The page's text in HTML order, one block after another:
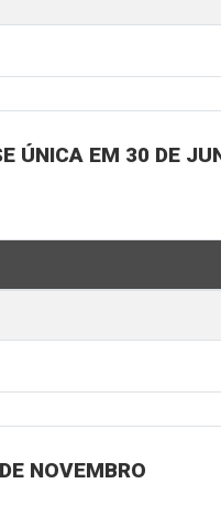
ÚNICA EM 30 DE
NOVEMBRO